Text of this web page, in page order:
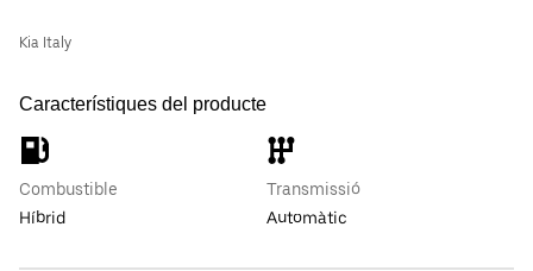
Kia Italy
Característiques del producte
Combustible
Híbrid
Transmissió
Automàtic